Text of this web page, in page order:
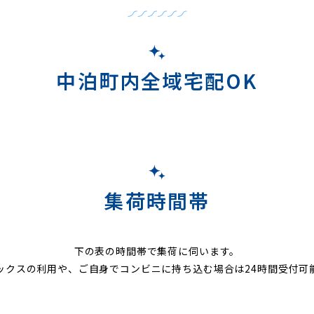
中泊町内全域宅配OK
集荷時間帯
下の表の時間帯で集荷に伺います。
クスの利用や、ご自身でコンビニに持ち込む場合は24時間受付可